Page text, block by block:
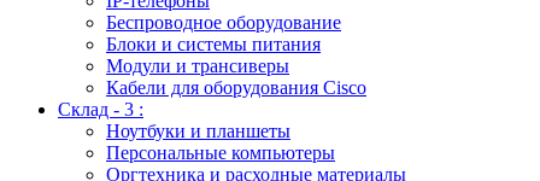
Беспроводное оборудование
Блоки и системы питания
Модули и трансиверы
Кабели для оборудования Cisco
Склад - 3 :
Ноутбуки и планшеты
Персональные компьютеры
Оргтехника и расходные материалы